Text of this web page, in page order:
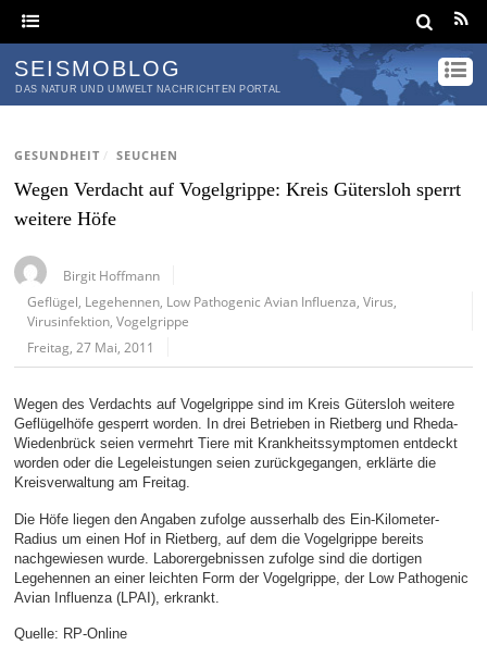
SEISMOBLOG
DAS NATUR UND UMWELT NACHRICHTEN PORTAL
GESUNDHEIT / SEUCHEN
Wegen Verdacht auf Vogelgrippe: Kreis Gütersloh sperrt
weitere Höfe
Birgit Hoffmann
Geflügel Legehennen Low Pathogenic Avian Influenza ,Virus
Virusinfektion ,Vogelgrippe
Freitag, 27 Mai, 2011
Wegen des Verdachts auf Vogelgrippe sind im Kreis Gütersloh weitere
Geflügelhöfe gesperrt worden. In drei Betrieben in Rietberg und Rheda-
Wiedenbrück seien vermehrt Tiere mit Krankheitssymptomen entdeckt
worden oder die Legeleistungen seien zurückgegangen, erklärte die
Kreisverwaltung am Freitag.
Die Höfe liegen den Angaben zufolge ausserhalb des Ein-Kilometer-
Radius um einen Hof in Rietberg, auf dem die Vogelgrippe bereits
nachgewiesen wurde. Laborergebnissen zufolge sind die dortigen
Legehennen an einer leichten Form der Vogelgrippe, der Low Pathogenic
Avian Influenza (LPAI), erkrankt.
Quelle: RP-Online